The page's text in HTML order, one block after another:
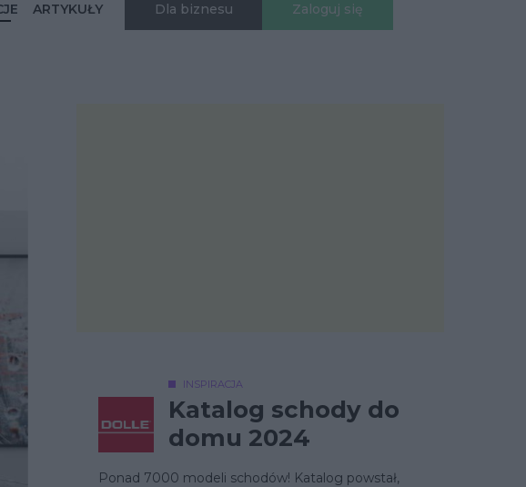
ARTYKUŁY Dla biznesu Zaloguj się
INSPIRACJA
Katalog schody do
domu 2024
Ponad 7000 modeli schodów! Katalog powstał,